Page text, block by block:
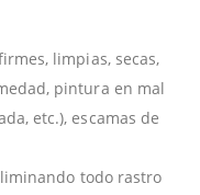
limpias, secas,
pintura en mal
etc.), escamas de
todo rastro